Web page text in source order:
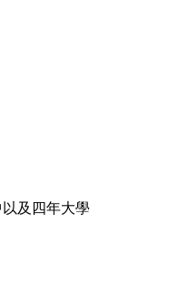
及四年大學